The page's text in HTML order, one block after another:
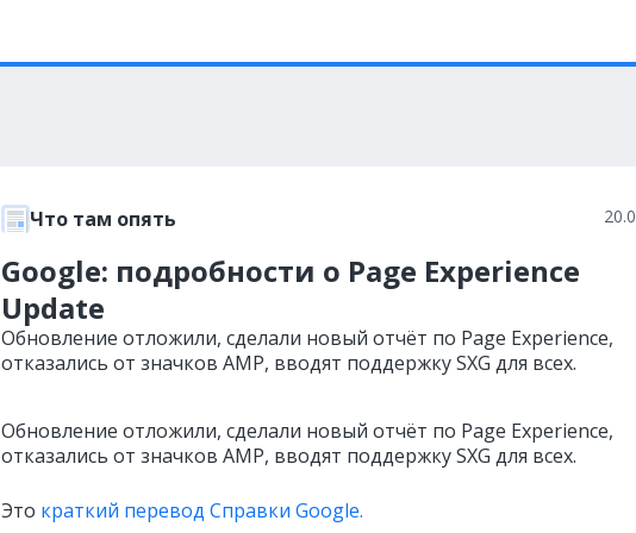
Что там опять
Google: подробности о Page Experience
Update
Обновление отложили, сделали новый отчёт по Page Experience,
отказались от значков AMP, вводят поддержку SXG для всех.
Обновление отложили, сделали новый отчёт по Page Experience,
отказались от значков AMP, вводят поддержку SXG для всех.
Это краткий перевод Справки Google.